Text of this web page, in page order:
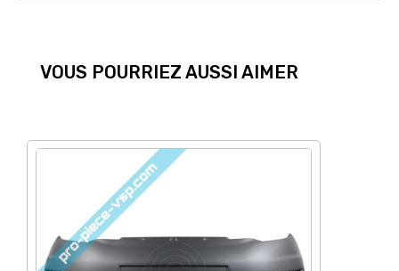
VOUS POURRIEZ AUSSI AIMER